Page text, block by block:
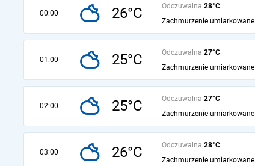
00:00 26°C Odczuwalna 28°C
Zachmurzenie umiarkowane
01:00 25°C Odczuwalna 27°C
Zachmurzenie umiarkowane
02:00 25°C Odczuwalna 27°C
Zachmurzenie umiarkowane
03:00 26°C Odczuwalna 28°C
Zachmurzenie umiarkowane